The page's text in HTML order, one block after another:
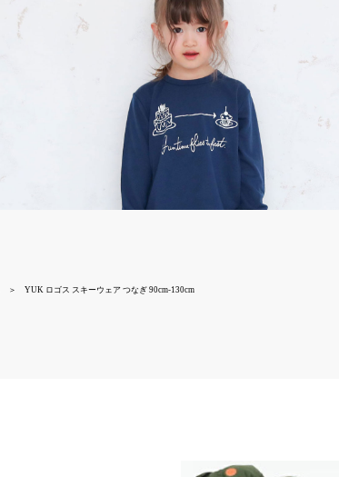
＞ YUK ロゴス スキーウェア つなぎ 90cm-130cm